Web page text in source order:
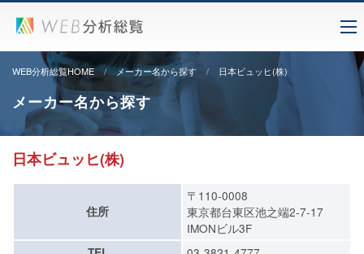
WEB分析総覧HOME メーカー名から探す 日本ビュッヒ(株)
メーカー名から探す
日本ビュッヒ(株)
住所
〒110-0008
東京都台東区池之端2-7-17
IMONビル3F